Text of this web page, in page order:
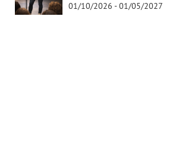
01/10/2026 - 01/05/2027